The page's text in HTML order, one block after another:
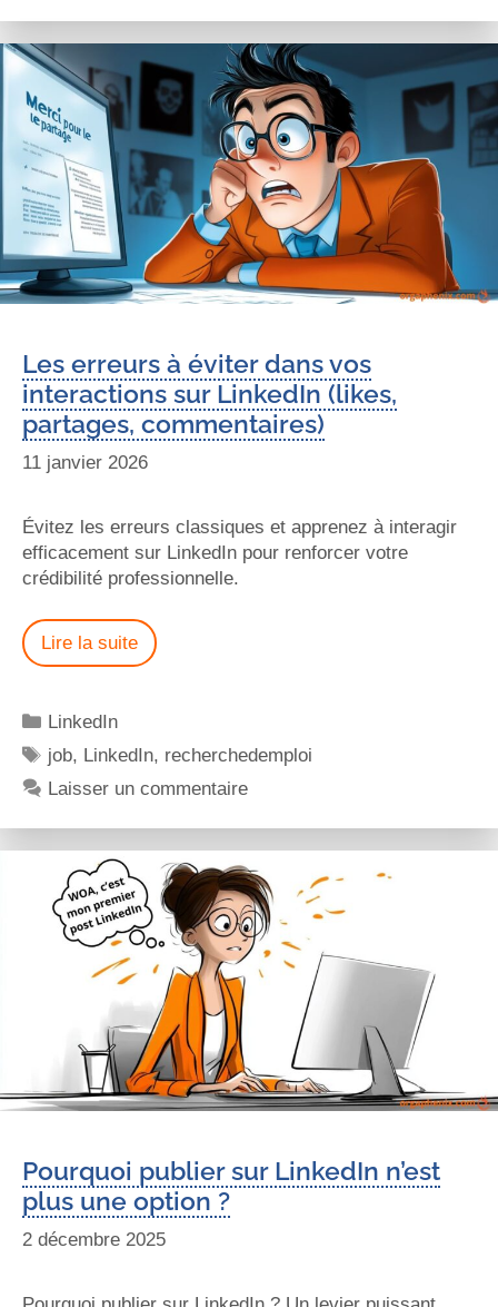
Les erreurs à éviter dans vos
interactions sur LinkedIn (likes,
partages, commentaires)
11 janvier 2026
Évitez les erreurs classiques et apprenez à interagir
efficacement sur LinkedIn pour renforcer votre
crédibilité professionnelle.
Lire la suite
LinkedIn
job, LinkedIn, recherchedemploi
Laisser un commentaire
Pourquoi publier sur LinkedIn n’est
plus une option ?
2 décembre 2025